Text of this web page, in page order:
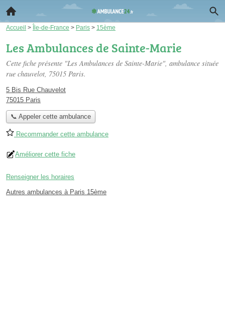
Accueil > Île-de-France > Paris > 15ème
Les Ambulances de Sainte-Marie
Cette fiche présente "Les Ambulances de Sainte-Marie", ambulance située
rue chauvelot, 75015 Paris.
5 Bis Rue Chauvelot
75015 Paris
📞 Appeler cette ambulance
Recommander cette ambulance
Améliorer cette fiche
Renseigner les horaires
Autres ambulances à Paris 15ème